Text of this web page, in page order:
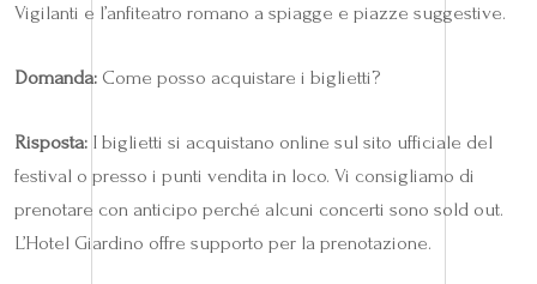
Vigilanti e l’anfiteatro romano a spiagge e piazze suggestive.
Domanda: Come posso acquistare i biglietti?
Risposta: I biglietti si acquistano online sul sito ufficiale del
festival o presso i punti vendita in loco. Vi consigliamo di
prenotare con anticipo perché alcuni concerti sono sold out.
L’Hotel Giardino offre supporto per la prenotazione.